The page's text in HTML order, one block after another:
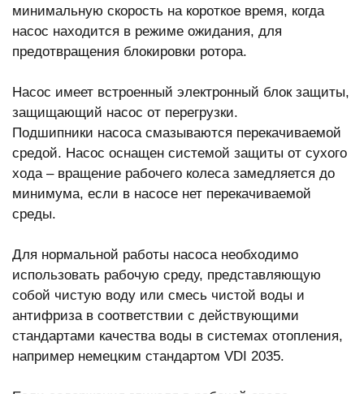
минимальную скорость на короткое время, когда
насос находится в режиме ожидания, для
предотвращения блокировки ротора.
Насос имеет встроенный электронный блок защиты,
защищающий насос от перегрузки.
Подшипники насоса смазываются перекачиваемой
средой. Насос оснащен системой защиты от сухого
хода – вращение рабочего колеса замедляется до
минимума, если в насосе нет перекачиваемой
среды.
Для нормальной работы насоса необходимо
использовать рабочую среду, представляющую
собой чистую воду или смесь чистой воды и
антифриза в соответствии с действующими
стандартами качества воды в системах отопления,
например немецким стандартом VDI 2035.